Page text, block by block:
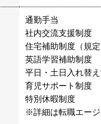
通勤手当
社内交流支援制度
住宅補助制度（規定
英語学習補助制度
平日・土日入れ替
育児サポート制度
特別休暇制度
※詳細は転職エージ